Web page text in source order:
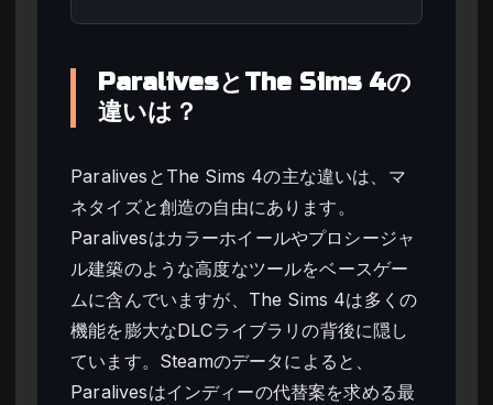
ParalivesとThe Sims 4の
違いは？
ParalivesとThe Sims 4の主な違いは、マ
ネタイズと創造の自由にあります。
Paralivesはカラーホイールやプロシージャ
ル建築のような高度なツールをベースゲー
ムに含んでいますが、The Sims 4は多くの
機能を膨大なDLCライブラリの背後に隠し
ています。Steamのデータによると、
Paralivesはインディーの代替案を求める最